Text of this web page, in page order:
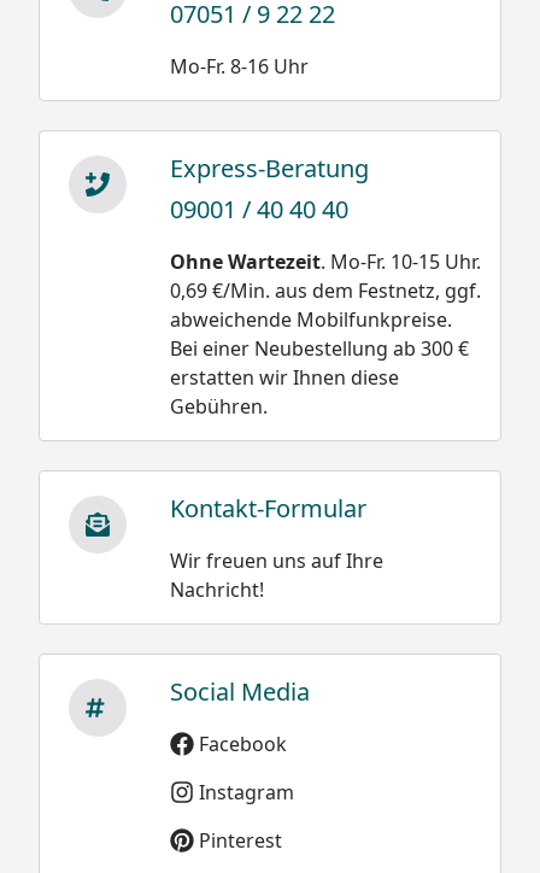
07051 / 9 22 22
Mo-Fr. 8-16 Uhr
Express-Beratung
09001 / 40 40 40
Ohne Wartezeit. Mo-Fr. 10-15 Uhr.
0,69 €/Min. aus dem Festnetz, ggf.
abweichende Mobilfunkpreise.
Bei einer Neubestellung ab 300 €
erstatten wir Ihnen diese
Gebühren.
Kontakt-Formular
Wir freuen uns auf Ihre
Nachricht!
Social Media
Facebook
Instagram
Pinterest